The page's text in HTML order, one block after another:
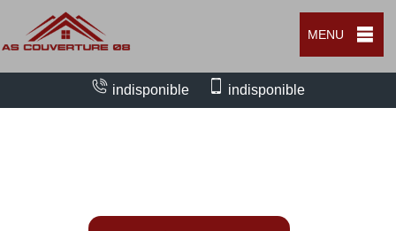
MENU
indisponible indisponible